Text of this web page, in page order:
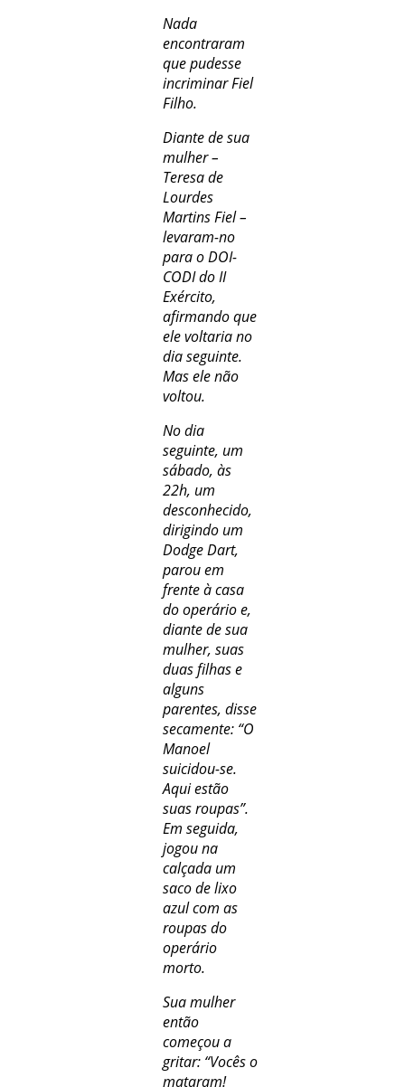
Nada
encontraram
que pudesse
incriminar Fiel
Filho.
Diante de sua
mulher –
Teresa de
Lourdes
Martins Fiel –
levaram-no
para o DOI-
CODI do II
Exército,
afirmando que
ele voltaria no
dia seguinte.
Mas ele não
voltou.
No dia
seguinte, um
sábado, às
22h, um
desconhecido,
dirigindo um
Dodge Dart,
parou em
frente à casa
do operário e,
diante de sua
mulher, suas
duas filhas e
alguns
parentes, disse
secamente: “O
Manoel
suicidou-se.
Aqui estão
suas roupas”.
Em seguida,
jogou na
calçada um
saco de lixo
azul com as
roupas do
operário
morto.
Sua mulher
então
começou a
gritar: “Vocês o
mataram!